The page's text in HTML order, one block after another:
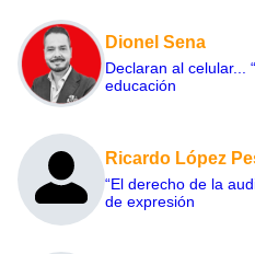
Dionel Sena
Declaran al celular...
educación
Ricardo López
“El derecho de la
de expresión